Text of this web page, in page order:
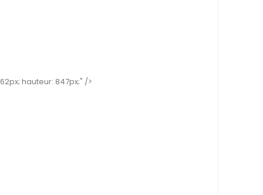
hauteur: 847px;" />